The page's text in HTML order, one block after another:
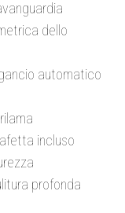
dello
automatico
incluso
profonda